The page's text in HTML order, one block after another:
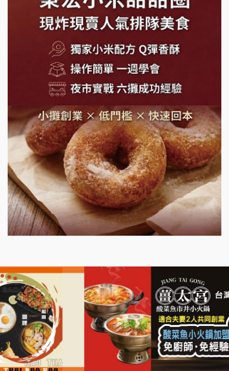
SHARE TEA歇腳亭加盟說明會
潮味決-湯滷專門店加盟說明會
鬍子茶加盟說明會
鮮茶道加盟說明會
微風亭鐵板燒加盟說明會
漫步藍咖啡加盟說明會
明石章魚燒加盟說明會
出櫃加盟說明會
千香漢堡加盟說明會
拉亞漢堡加盟說明會
杜芳子古味茶鋪加盟說明會
優握握×酸奶大獅加盟說明會
冬城門加盟說明會